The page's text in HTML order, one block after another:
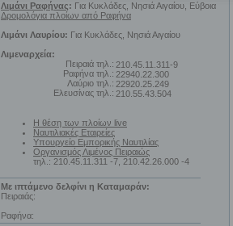
Λιμάνι Ραφήνας: Για Κυκλάδες, Νησιά Αιγαίου, Εύβοια
Δρομολόγια πλοίων από Ραφήνα
Λιμάνι Λαυρίου: Για Κυκλάδες, Νησιά Αιγαίου
Λιμεναρχεία:
Πειραιά τηλ.:
Ραφήνα τηλ.:
Λαύριο τηλ.:
Ελευσίνας τηλ.:
210.45.11.311-9
22940.22.300
22920.25.249
210.55.43.504
Η θέση των πλοίων live
Ναυτιλιακές Εταιρείες
Υπουργείο Εμπορικής Ναυτιλίας
Οργανισμός Λιμένος Πειραιώς
τηλ.: 210.45.11.311 -7, 210.42.26.000 -4
Με ιπτάμενο δελφίνι η Καταμαράν:
Πειραιάς:
Ραφήνα: